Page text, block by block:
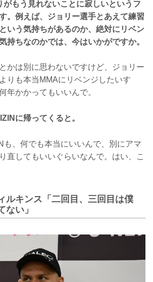
がもう見れないことに寂しいというフ
。例えば、ジョリー選手とあえて練習
いう気持ちがあるのか、絶対にリベン
持ちなのかでは、今はいかがですか。
かは別に思わないですけど、ジョリー
りも本当MMAにリベンジしたいす
年かかってもいいんで。
に帰ってくると。
、何でも本当にいいんで、別にアマ
直してもいいぐらいなんで。はい、こ
ルキンス「二回目、三回目は僕
ない」